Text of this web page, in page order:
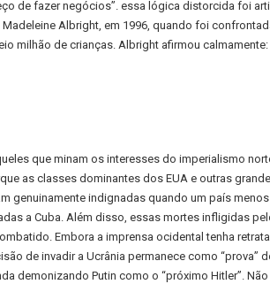
de fazer negócios”. essa lógica distorcida foi
Albright, em 1996, quando foi
milhão de crianças. Albright afirmou
que minam os interesses do imperialismo
as classes dominantes dos EUA e outras
genuinamente indignadas quando um país
a Cuba. Além disso, essas mortes infligidas
Embora a imprensa ocidental tenha
de invadir a Ucrânia permanece como “prova”
demonizando Putin como o “próximo Hitler”.